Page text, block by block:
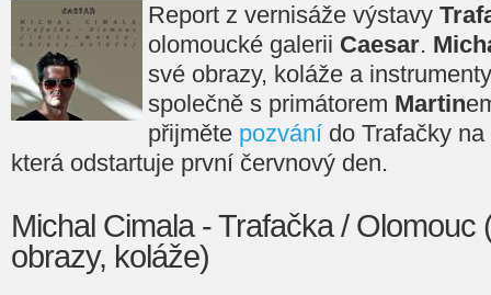
Report z vernisáže výstavy
olomoucké galerii Caesar.
své obrazy, koláže a
společně s primátorem Martin
přijměte pozvání do Trafačky
která odstartuje první červnový den.
Michal Cimala - Trafačka / Olomouc
obrazy, koláže)